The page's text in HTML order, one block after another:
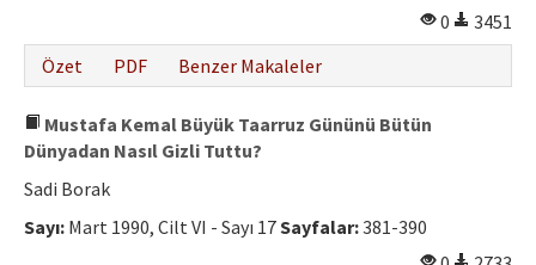
0
3451
Özet
PDF Benzer Makaleler
Mustafa Kemal Büyük Taarruz Gününü Bütün
Dünyadan Nasıl Gizli Tuttu?
Sadi Borak
Sayı: Mart 1990, Cilt VI - Sayı 17Sayfalar:381-390